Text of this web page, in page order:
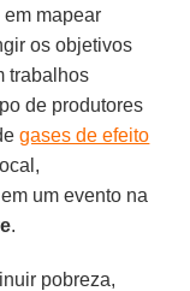
mapear
os objetivos
trabalhos
de produtores
gases de efeito
um evento na
.
pobreza,